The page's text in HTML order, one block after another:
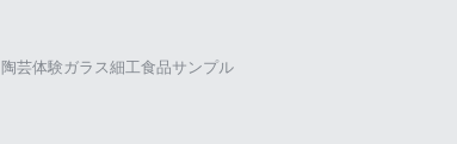
陶芸体験ガラス細工食品サンプル